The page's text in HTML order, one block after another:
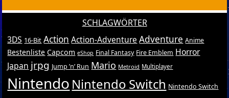
SCHLAGWÖRTER
3DS 16-Bit Action Action-Adventure Adventure Anime
Bestenliste Capcom eShop Final Fantasy Fire Emblem Horror
Japan jrpg Jump ’n’ Run Mario Metroid Multiplayer
Nintendo Nintendo Switch Nintendo Switch